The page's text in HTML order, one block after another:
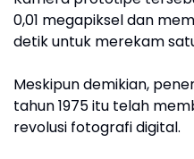
0,01 megapiksel dan
detik untuk merekam
Meskipun demikian,
tahun 1975 itu telah
revolusi fotografi digital.